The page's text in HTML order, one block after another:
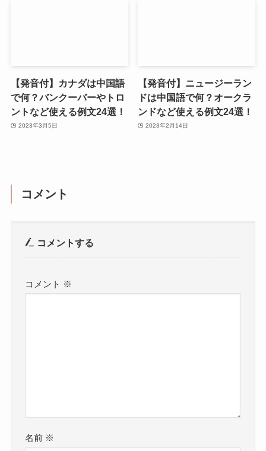
【発音付】カナダは中国語
で何？バンクーバーやトロ
ントなど使える例文24選！
2023年3月5日
【発音付】ニュージーラン
ドは中国語で何？オークラ
ンドなど使える例文24選！
2023年2月14日
コメント
コメントする
コメント ※
名前 ※